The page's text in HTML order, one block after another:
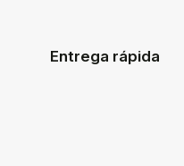
Entrega rápida